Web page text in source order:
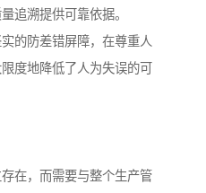
追溯提供可靠依据。
的防差错屏障，在尊重人
度地降低了人为失误的可
在，而需要与整个生产管